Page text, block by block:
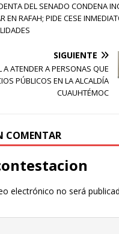
DEL SENADO CONDENA
EN RAFAH; PIDE CESE
SIGUIENTE
ATENDER A PERSONAS QUE
PÚBLICOS EN LA ALCALDÍA
CUAUHTÉMOC
COMENTAR
electrónico no será